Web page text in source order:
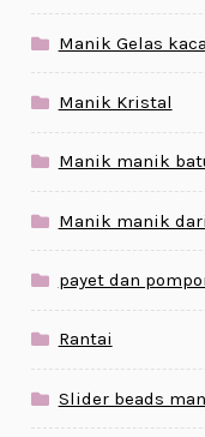
Manik Gelas kaca
Manik Kristal
Manik manik
Manik manik
payet dan
Rantai
Slider beads